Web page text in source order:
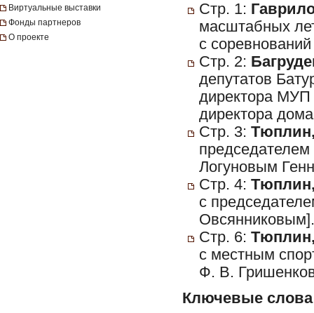
Виртуальные выставки
Фонды партнеров
О проекте
Стр. 1:
масштабных
с
Стр. 2:
депутатов
директора МУП
директора
Стр. 3:
председателем
Логуновым
Стр. 4:
с
Стр. 6:
с местным
Ф. В.
Ключевые слова